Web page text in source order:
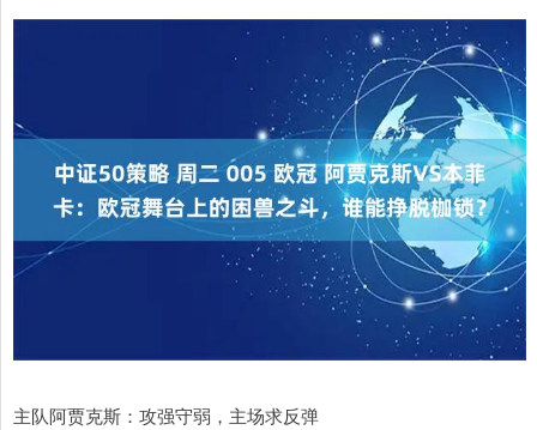
主队阿贾克斯：攻强守弱，主场求反弹